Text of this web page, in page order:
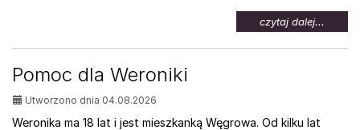
czytaj dalej...
temat:
Zmiana
Pomoc dla Weroniki
Utworzono dnia 04.08.2026
Weronika ma 18 lat i jest mieszkanką Węgrowa. Od kilku lat